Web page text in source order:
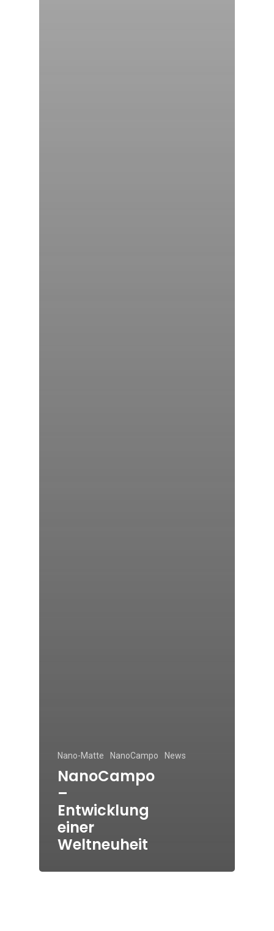
Nano-Matte NanoCampo News
NanoCampo
–
Entwicklung
einer
Weltneuheit